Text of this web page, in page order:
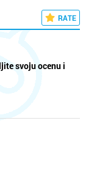
RATE
svoju ocenu i